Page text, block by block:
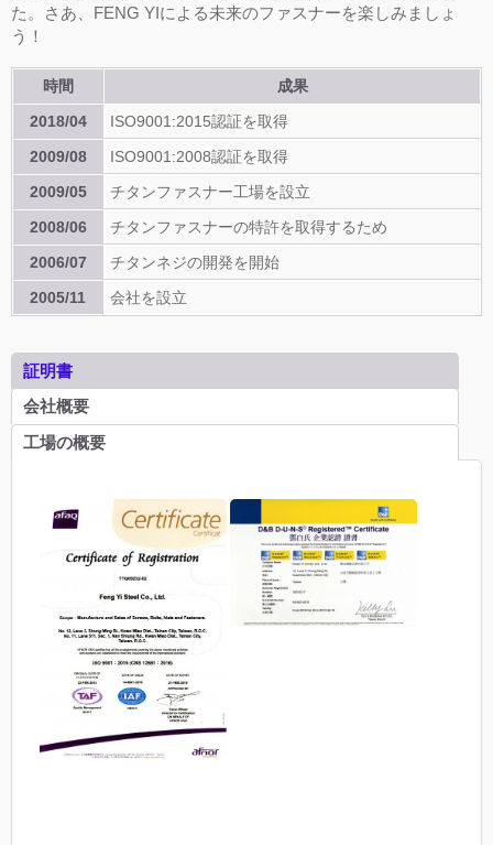
た。さあ、FENG YIによる未来のファスナーを楽しみましょ
う！
時間
成果
2018/04
ISO9001:2015認証を取得
2009/08
ISO9001:2008認証を取得
2009/05
チタンファスナー工場を設立
2008/06
チタンファスナーの特許を取得するため
2006/07
チタンネジの開発を開始
2005/11
会社を設立
証明書
会社概要
工場の概要